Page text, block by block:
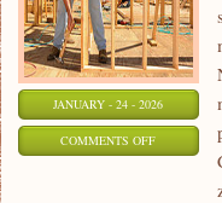
JANUARY - 24 - 2026
COMMENTS OFFON